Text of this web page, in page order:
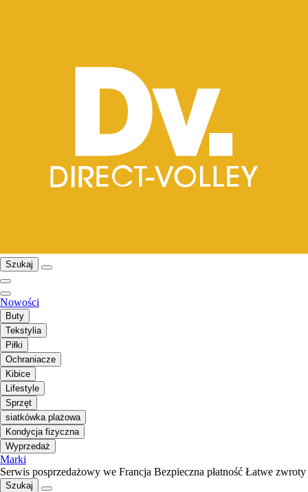
Szukaj
Nowości
Buty
Tekstylia
Piłki
Ochraniacze
Kibice
Lifestyle
Sprzęt
siatkówka plażowa
Kondycja fizyczna
Wyprzedaż
Marki
Serwis posprzedażowy we Francja Bezpieczna płatność Łatwe zwroty
Szukaj